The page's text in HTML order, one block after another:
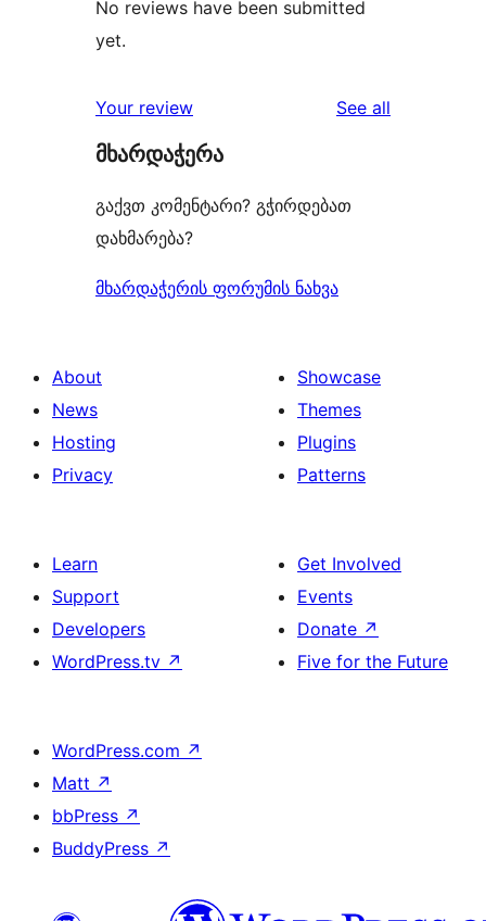
No reviews have been submitted
yet.
Your review See all
მხარდაჭერა
გაქვთ კომენტარი? გჭირდებათ
დახმარება?
მხარდაჭერის ფორუმის ნახვა
About
News
Hosting
Privacy
Showcase
Themes
Plugins
Patterns
Learn
Support
Developers
WordPress.tv ↗
Get Involved
Events
Donate ↗
Five for the Future
WordPress.com ↗
Matt ↗
bbPress ↗
BuddyPress ↗